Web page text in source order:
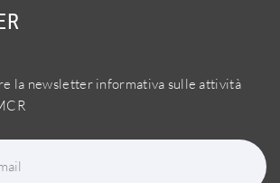
la newsletter informativa sulle attività